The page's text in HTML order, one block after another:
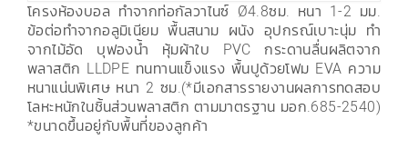
โครงห้องบอล ทำจากท่อกัลวาไนซ์ Ø4.8ซม. หนา 1-2 มม.
ข้อต่อทำจากอลูมิเนียม พื้นสนาม ผนัง อุปกรณ์เบาะนุ่ม ทำ
จากไม้อัด บุฟองน้ำ หุ้มผ้าใบ PVC กระดานลื่นผลิตจาก
พลาสติก LLDPE ทนทานแข็งแรง พื้นปูด้วยโฟม EVA ความ
หนาแน่นพิเศษ หนา 2 ซม.(*มีเอกสารรายงานผลการทดสอบ
โลหะหนักในชิ้นส่วนพลาสติก ตามมาตรฐาน มอก.685-2540)
*ขนาดขึ้นอยู่กับพื้นที่ของลูกค้า